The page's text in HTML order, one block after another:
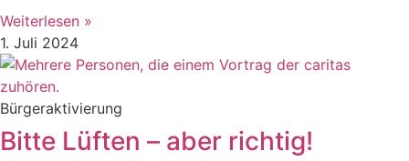
Weiterlesen »
1. Juli 2024
Bürgeraktivierung
Bitte Lüften – aber richtig!